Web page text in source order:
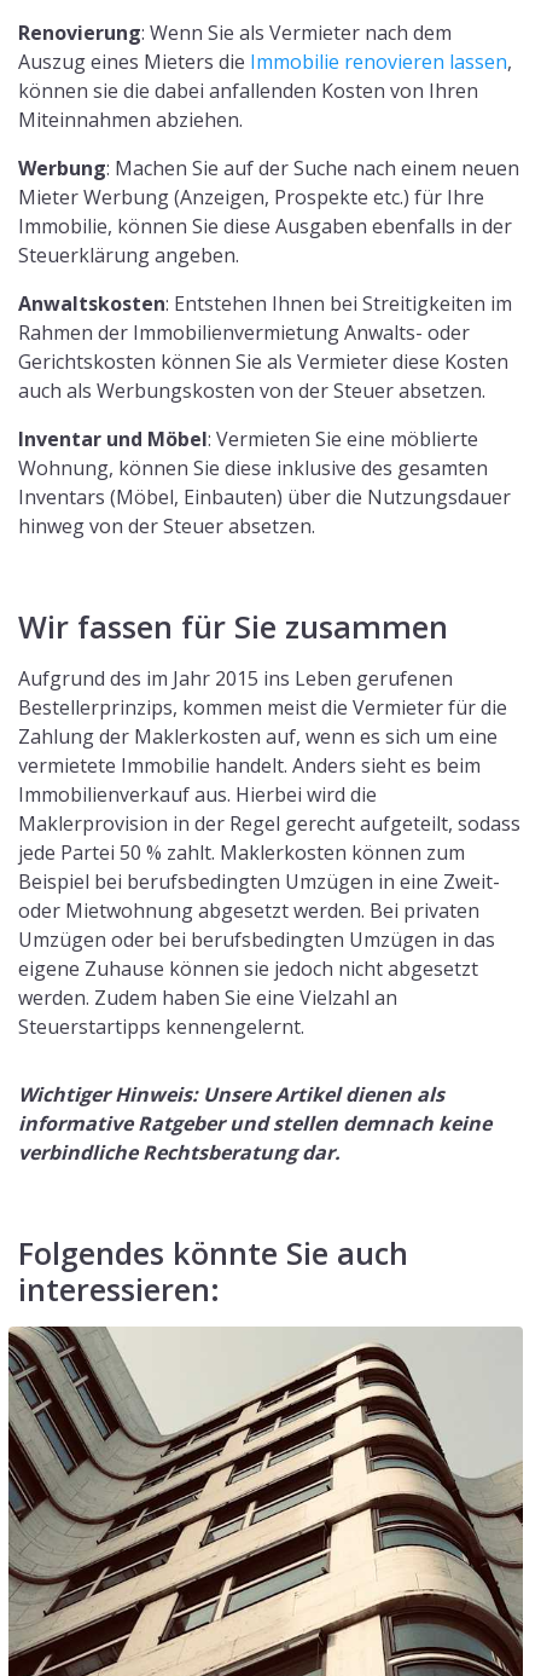
Renovierung: Wenn Sie als Vermieter nach dem
Auszug eines Mieters die Immobilie renovieren lassen,
können sie die dabei anfallenden Kosten von Ihren
Miteinnahmen abziehen.
Werbung: Machen Sie auf der Suche nach einem neuen
Mieter Werbung (Anzeigen, Prospekte etc.) für Ihre
Immobilie, können Sie diese Ausgaben ebenfalls in der
Steuerklärung angeben.
Anwaltskosten: Entstehen Ihnen bei Streitigkeiten im
Rahmen der Immobilienvermietung Anwalts- oder
Gerichtskosten können Sie als Vermieter diese Kosten
auch als Werbungskosten von der Steuer absetzen.
Inventar und Möbel: Vermieten Sie eine möblierte
Wohnung, können Sie diese inklusive des gesamten
Inventars (Möbel, Einbauten) über die Nutzungsdauer
hinweg von der Steuer absetzen.
Wir fassen für Sie zusammen
Aufgrund des im Jahr 2015 ins Leben gerufenen
Bestellerprinzips, kommen meist die Vermieter für die
Zahlung der Maklerkosten auf, wenn es sich um eine
vermietete Immobilie handelt. Anders sieht es beim
Immobilienverkauf aus. Hierbei wird die
Maklerprovision in der Regel gerecht aufgeteilt, sodass
jede Partei 50 % zahlt. Maklerkosten können zum
Beispiel bei berufsbedingten Umzügen in eine Zweit-
oder Mietwohnung abgesetzt werden. Bei privaten
Umzügen oder bei berufsbedingten Umzügen in das
eigene Zuhause können sie jedoch nicht abgesetzt
werden. Zudem haben Sie eine Vielzahl an
Steuerstartipps kennengelernt.
Wichtiger Hinweis: Unsere Artikel dienen als
informative Ratgeber und stellen demnach keine
verbindliche Rechtsberatung dar.
Folgendes könnte Sie auch
interessieren: